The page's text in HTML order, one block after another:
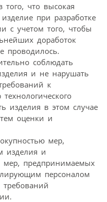
того, что высокая
при разработке
с учетом того, чтобы
доработок
проводилось.
соблюдать
и не нарушать
к
изделия в этом случае
оценки и
мер,
изделия и
мер, предпринимаемых
персоналом